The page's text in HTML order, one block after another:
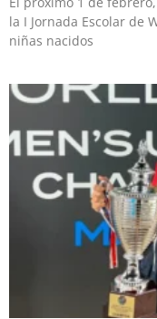
la I Jornada Escolar de
niñas nacidos